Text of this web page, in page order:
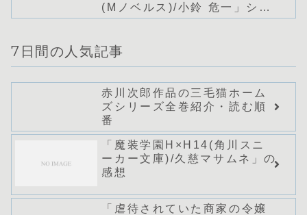
(Mノベルス)/小鈴 危一」シリ
ーズ全巻のあらすじ・感想
7日間の人気記事
赤川次郎作品の三毛猫ホーム
ズシリーズ全巻紹介・読む順
番
「魔装学園H×H14(角川スニ
ーカー文庫)/久慈マサムネ」の
感想
「虐待されていた商家の令嬢